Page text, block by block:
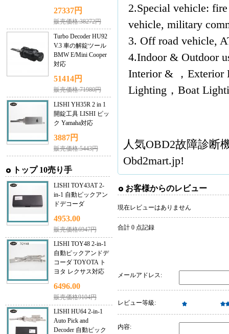
27337円
販売価格:38272円
Turbo Decoder HU92
V.3 車の解錠ツール
BMW E/Mini Cooper
対応
51414円
販売価格:71980円
LISHI YH35R 2 in 1
開錠工具 LISHI ピッ
ク Yamaha対応
3887円
販売価格:5443円
トップ 10売り手
LISHI TOY43AT 2-
in-1 自動ピックアン
ドデコーダ
4953.00
販売価格6947円
LISHI TOY48 2-in-1
自動ピックアンドデ
コーダ TOYOTA ト
ヨタ レクサス対応
6496.00
販売価格9104円
LISHI HU64 2-in-1
Auto Pick and
Decoder 自動ピック
2.Special vehicle:
vehicle, military
3. Off road vehicle,
4.Indoor & Outdoor
Interior & ，Exterior
Lighting，Boat
人気OBD2故障診断
Obd2mart.jp!
お客様からのレビュー
現在レビューはありません
合計 0 点記録
メールアドレス:
レビュー等級:
内容: